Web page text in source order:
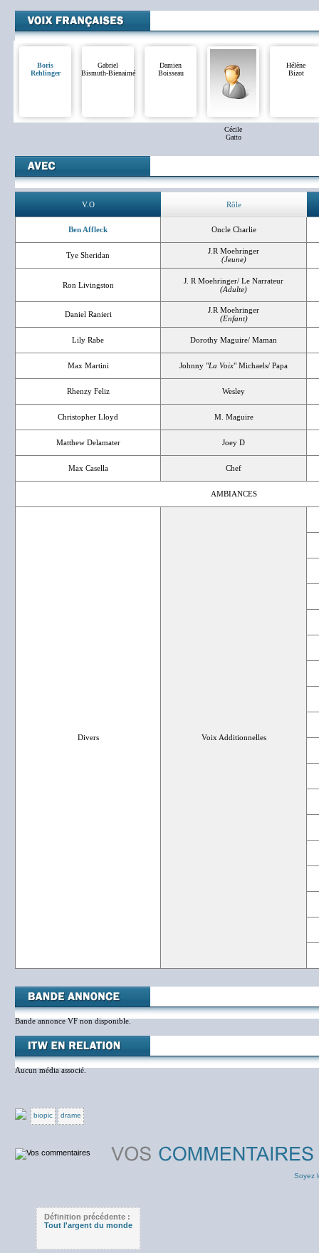
Boris
Rehlinger
Gabriel
Bismuth-Bienaimé
Damien
Boisseau
Cécile
Gatto
Hélène
Bizot
V.O Rôle
Ben Affleck Oncle Charlie
Tye Sheridan
J.R Moehringer
(Jeune)
Ron Livingston
J. R Moehringer/ Le Narrateur
(Adulte)
Daniel Ranieri
J.R Moehringer
(Enfant)
Lily Rabe Dorothy Maguire/ Maman
Max Martini Johnny "La Voix" Michaels/ Papa
Rhenzy Feliz Wesley
Christopher Lloyd M. Maguire
Matthew Delamater Joey D
Max Casella Chef
AMBIANCES
Divers Voix Additionnelles
Bande annonce VF non disponible.
Aucun média associé.
biopic drame
Soyez
Définition précédente :
Tout l'argent du monde